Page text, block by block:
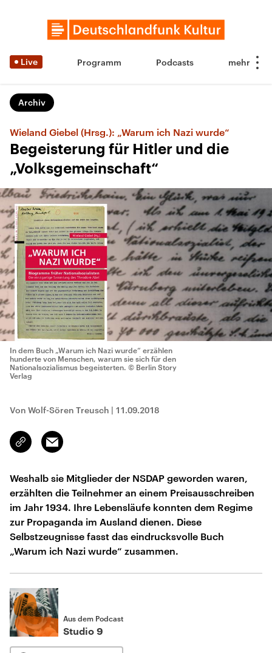
Live Programm Podcasts
Archiv
Wieland Giebel (Hrsg.): „Warum ich Nazi wurde“
Begeisterung für Hitler und die
„Volksgemeinschaft“
In dem Buch „Warum ich Nazi wurde“ erzählen
hunderte von Menschen, warum sie sich für den
Nationalsozialismus begeisterten. © Berlin Story
Verlag
Von Wolf-Sören Treusch | 11.09.2018
Link
kopieren/teilen
Email
Weshalb sie Mitglieder der NSDAP geworden waren,
erzählten die Teilnehmer an einem Preisausschreiben
im Jahr 1934. Ihre Lebensläufe konnten dem Regime
zur Propaganda im Ausland dienen. Diese
Selbstzeugnisse fasst das eindrucksvolle Buch
„Warum ich Nazi wurde“ zusammen.
Aus dem Podcast
Studio 9